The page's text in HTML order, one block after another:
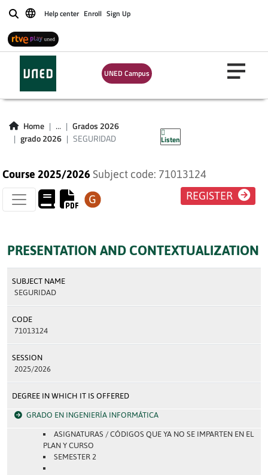
BuscarHelp center Enroll Sign Up
UNED Campus
Home ...
Grados 2026
grado 2026
SEGURIDAD Listen
SEGURIDAD
Course 2025/2026 Subject code: 71013124
REGISTER
PRESENTATION AND CONTEXTUALIZATION
SUBJECT NAME
SEGURIDAD
CODE
71013124
SESSION
2025/2026
DEGREE IN WHICH IT IS OFFERED
GRADO EN INGENIERÍA INFORMÁTICA
ASIGNATURAS / CÓDIGOS QUE YA NO SE IMPARTEN EN EL
PLAN Y CURSO
SEMESTER 2